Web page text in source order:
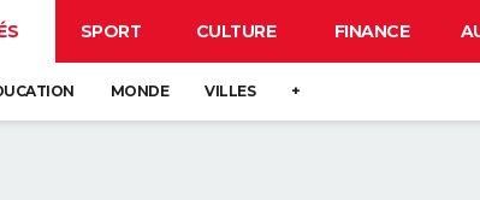
SPORT CULTURE FINANCE
MONDE VILLES +